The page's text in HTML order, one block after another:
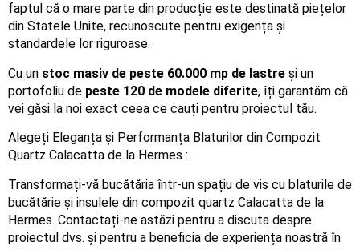
faptul că o mare parte din producție este destinată piețelor
din Statele Unite, recunoscute pentru exigența și
standardele lor riguroase.
Cu un stoc masiv de peste 60.000 mp de lastre și un
portofoliu de peste 120 de modele diferite, îți garantăm că
vei găsi la noi exact ceea ce cauți pentru proiectul tău.
Alegeți Eleganța și Performanța Blaturilor din Compozit
Quartz Calacatta de la Hermes :
Transformați-vă bucătăria într-un spațiu de vis cu blaturile de
bucătărie și insulele din compozit quartz Calacatta de la
Hermes. Contactați-ne astăzi pentru a discuta despre
proiectul dvs. și pentru a beneficia de experiența noastră în